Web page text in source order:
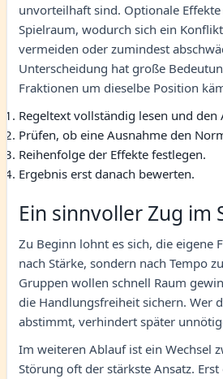
unvorteilhaft sind. Optionale
Spielraum, wodurch sich ein
vermeiden oder zumindest
Unterscheidung hat große
Fraktionen um dieselbe Position
Regeltext vollständig lesen und den
Prüfen, ob eine Ausnahme den
Reihenfolge der Effekte festlegen.
Ergebnis erst danach bewerten.
Ein sinnvoller Zug im
Zu Beginn lohnt es sich, die eigene
nach Stärke, sondern nach Tempo
Gruppen wollen schnell Raum
die Handlungsfreiheit sichern. Wer
abstimmt, verhindert später
Im weiteren Ablauf ist ein Wechsel
Störung oft der stärkste Ansatz. Erst